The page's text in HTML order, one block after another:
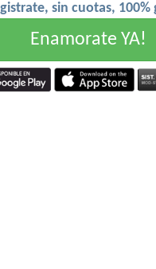
sin cuotas, 100%
Enamorate YA!